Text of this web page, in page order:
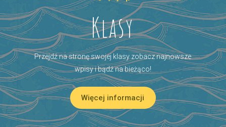
Klasy
Przejdź na stronę swojej klasy zobacz najnowsze
wpisy i bądź na bieżąco!
Więcej informacji